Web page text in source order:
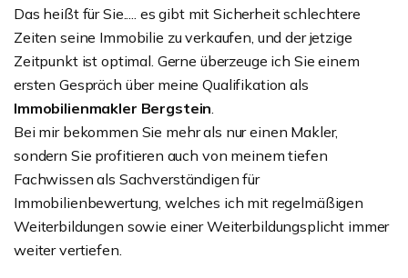
Das heißt für Sie..... es gibt mit Sicherheit schlechtere
Zeiten seine Immobilie zu verkaufen, und der jetzige
Zeitpunkt ist optimal. Gerne überzeuge ich Sie einem
ersten Gespräch über meine Qualifikation als
Immobilienmakler Bergstein.
Bei mir bekommen Sie mehr als nur einen Makler,
sondern Sie profitieren auch von meinem tiefen
Fachwissen als Sachverständigen für
Immobilienbewertung, welches ich mit regelmäßigen
Weiterbildungen sowie einer Weiterbildungsplicht immer
weiter vertiefen.